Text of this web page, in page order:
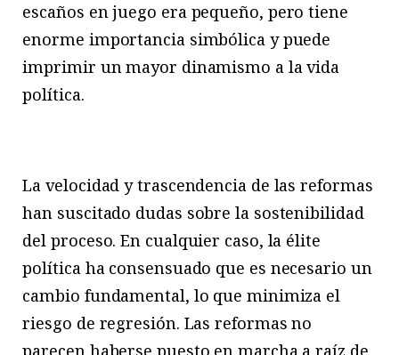
escaños en juego era pequeño, pero tiene
enorme importancia simbólica y puede
imprimir un mayor dinamismo a la vida
política.
La velocidad y trascendencia de las reformas
han suscitado dudas sobre la sostenibilidad
del proceso. En cualquier caso, la élite
política ha consensuado que es necesario un
cambio fundamental, lo que minimiza el
riesgo de regresión. Las reformas no
parecen haberse puesto en marcha a raíz de